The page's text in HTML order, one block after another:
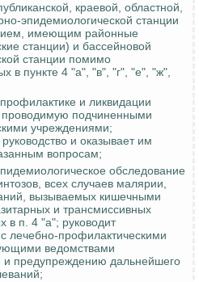
краевой, областной,
эпидемиологической станции
имеющим районные
станции) и бассейновой
станции помимо
в пункте 4 "а", "в", "г", "е", "ж",
и ликвидации
проводимую подчиненными
учреждениями;
и оказывает им
вопросам;
обследование
всех случаев малярии,
вызываемых кишечными
и трансмиссивных
в п. 4 "а"; руководит
лечебно-профилактическими
ведомствами
и предупреждению дальнейшего